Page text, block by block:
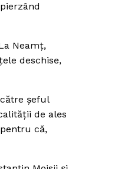
Neamţ,
deschise,
şeful
de ales
că,